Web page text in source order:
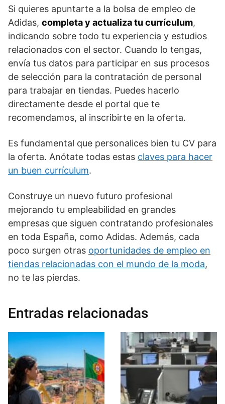
Si quieres apuntarte a la bolsa de empleo de
Adidas, completa y actualiza tu currículum,
indicando sobre todo tu experiencia y estudios
relacionados con el sector. Cuando lo tengas,
envía tus datos para participar en sus procesos
de selección para la contratación de personal
para trabajar en tiendas. Puedes hacerlo
directamente desde el portal que te
recomendamos, al inscribirte en la oferta.
Es fundamental que personalices bien tu CV para
la oferta. Anótate todas estas claves para hacer
un buen currículum.
Construye un nuevo futuro profesional
mejorando tu empleabilidad en grandes
empresas que siguen contratando profesionales
en toda España, como Adidas. Además, cada
poco surgen otras oportunidades de empleo en
tiendas relacionadas con el mundo de la moda,
no te las pierdas.
Entradas relacionadas